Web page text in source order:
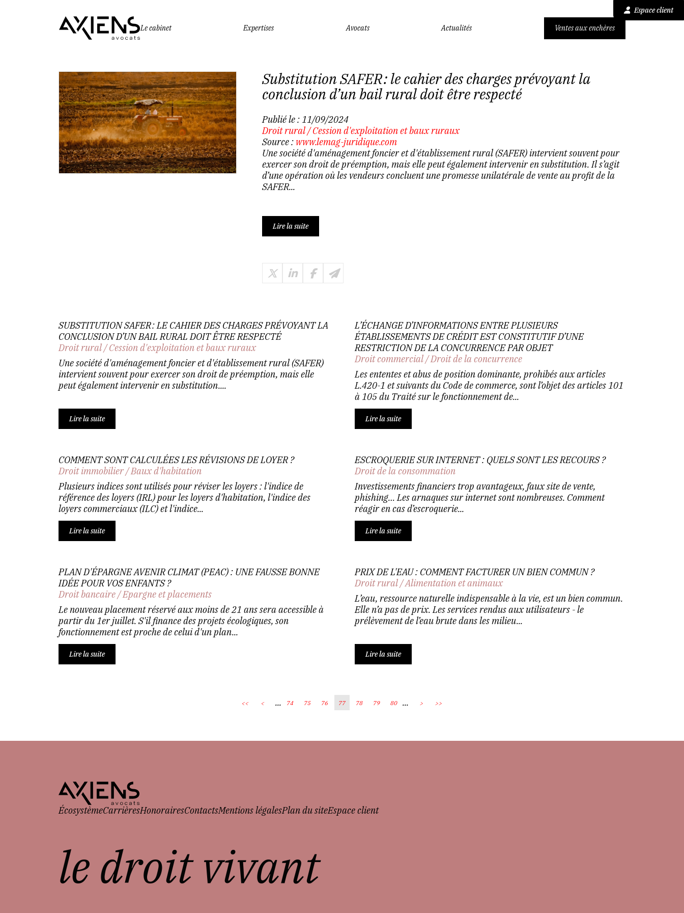
Espace client
Le cabinet
Expertises Avocats Actualités Ventes aux enchères
Substitution SAFER : le cahier des charges prévoyant la
conclusion d’un bail rural doit être respecté
Publié le :11/09/2024
Droit rural/Cession d'exploitation et baux ruraux
Source : www.lemag-juridique.com
Une société d'aménagement foncier et d'établissement rural (SAFER) intervient souvent pour
exercer son droit de préemption, mais elle peut également intervenir en substitution. Il s’agit
d’une opération où les vendeurs concluent une promesse unilatérale de vente au profit de la
SAFER...
Lire la suite
SUBSTITUTION SAFER : LE CAHIER DES CHARGES PRÉVOYANT LA
CONCLUSION D’UN BAIL RURAL DOIT ÊTRE RESPECTÉ
Droit rural/Cession d'exploitation et baux ruraux
Une société d'aménagement foncier et d'établissement rural (SAFER)
intervient souvent pour exercer son droit de préemption, mais elle
peut également intervenir en substitution....
Lire la suite
L’ÉCHANGE D’INFORMATIONS ENTRE PLUSIEURS
ÉTABLISSEMENTS DE CRÉDIT EST CONSTITUTIF D’UNE
RESTRICTION DE LA CONCURRENCE PAR OBJET
Droit commercial/Droit de la concurrence
Les ententes et abus de position dominante, prohibés aux articles
L.420-1 et suivants du Code de commerce, sont l’objet des articles 101
à 105 du Traité sur le fonctionnement de...
Lire la suite
COMMENT SONT CALCULÉES LES RÉVISIONS DE LOYER ?
Droit immobilier/Baux d'habitation
Plusieurs indices sont utilisés pour réviser les loyers : l'indice de
référence des loyers (IRL) pour les loyers d'habitation, l'indice des
loyers commerciaux (ILC) et l'indice...
Lire la suite
ESCROQUERIE SUR INTERNET : QUELS SONT LES RECOURS ?
Droit de la consommation
Investissements financiers trop avantageux, faux site de vente,
phishing… Les arnaques sur internet sont nombreuses. Comment
réagir en cas d’escroquerie...
Lire la suite
PLAN D'ÉPARGNE AVENIR CLIMAT (PEAC) : UNE FAUSSE BONNE
IDÉE POUR VOS ENFANTS ?
Droit bancaire/Epargne et placements
Le nouveau placement réservé aux moins de 21 ans sera accessible à
partir du 1er juillet. S'il finance des projets écologiques, son
fonctionnement est proche de celui d'un plan...
Lire la suite
PRIX DE L'EAU : COMMENT FACTURER UN BIEN COMMUN ?
Droit rural/Alimentation et animaux
L’eau, ressource naturelle indispensable à la vie, est un bien commun.
Elle n’a pas de prix. Les services rendus aux utilisateurs - le
prélèvement de l’eau brute dans les milieu...
Lire la suite
<< < ... 74 75 76 77 78 79 80 ... > >>
ÉcosystèmeCarrièresHonorairesContactsMentions légalesPlan du siteEspace client
le droit vivant